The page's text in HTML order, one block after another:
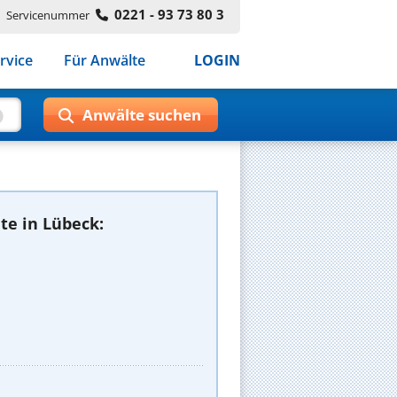
Servicenummer 0221 - 93 73 80 3
Für Anwälte LOGIN
in Lübeck: